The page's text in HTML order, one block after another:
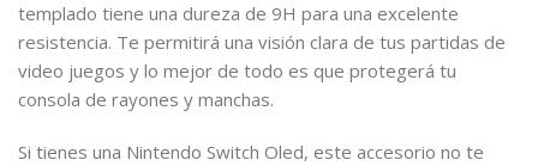
templado tiene una dureza de 9H para una excelente
resistencia. Te permitirá una visión clara de tus partidas de
video juegos y lo mejor de todo es que protegerá tu
consola de rayones y manchas.
Si tienes una Nintendo Switch Oled, este accesorio no te